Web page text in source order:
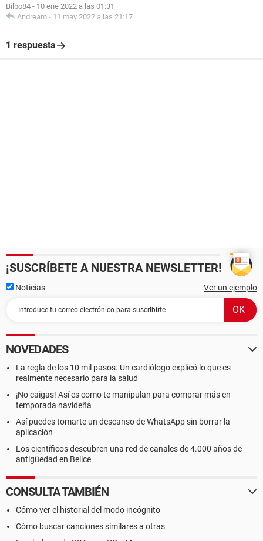
Bilbo84 - 10 ene 2022 a las 01:31
Andream - 11 may 2022 a las 21:17
1 respuesta
¡SUSCRÍBETE A NUESTRA NEWSLETTER!
Noticias Ver un ejemplo
NOVEDADES
La regla de los 10 mil pasos. Un cardiólogo explicó lo que es
realmente necesario para la salud
¡No caigas! Así es como te manipulan para comprar más en
temporada navideña
Así puedes tomarte un descanso de WhatsApp sin borrar la
aplicación
Los científicos descubren una red de canales de 4.000 años de
antigüedad en Belice
CONSULTA TAMBIÉN
Cómo ver el historial del modo incógnito
Cómo buscar canciones similares a otras